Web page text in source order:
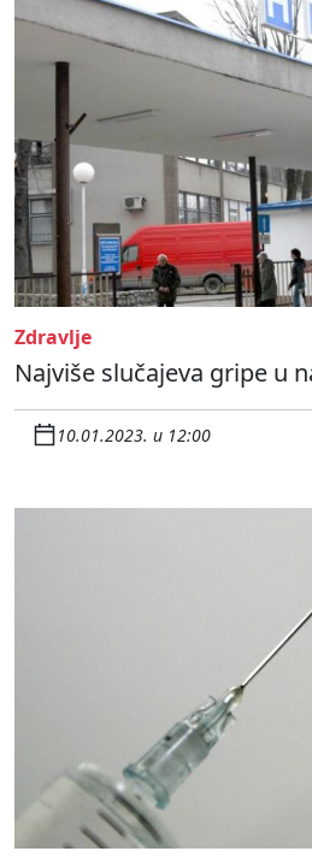
Zdravlje
Najviše slučajeva gripe u
10.01.2023. u 12:00